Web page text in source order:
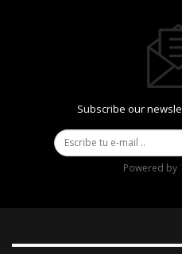
Subscribe our
Powered by